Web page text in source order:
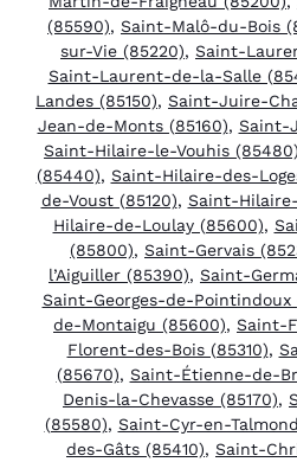
(85590), Saint-Malô-du-Bois
sur-Vie (85220), Saint-
Saint-Laurent-de-la-Salle
Landes (85150), Saint-Juire-
Jean-de-Monts (85160), Saint-
Saint-Hilaire-le-Vouhis (85480)
(85440), Saint-Hilaire-des-
de-Voust (85120), Saint-
Hilaire-de-Loulay (85600),
(85800), Saint-Gervais
l’Aiguiller (85390), Saint-
Saint-Georges-de-Pointindoux
de-Montaigu (85600), Saint-
Florent-des-Bois (85310),
(85670), Saint-Étienne-de-
Denis-la-Chevasse (85170),
(85580), Saint-Cyr-en-
des-Gâts (85410), Saint-